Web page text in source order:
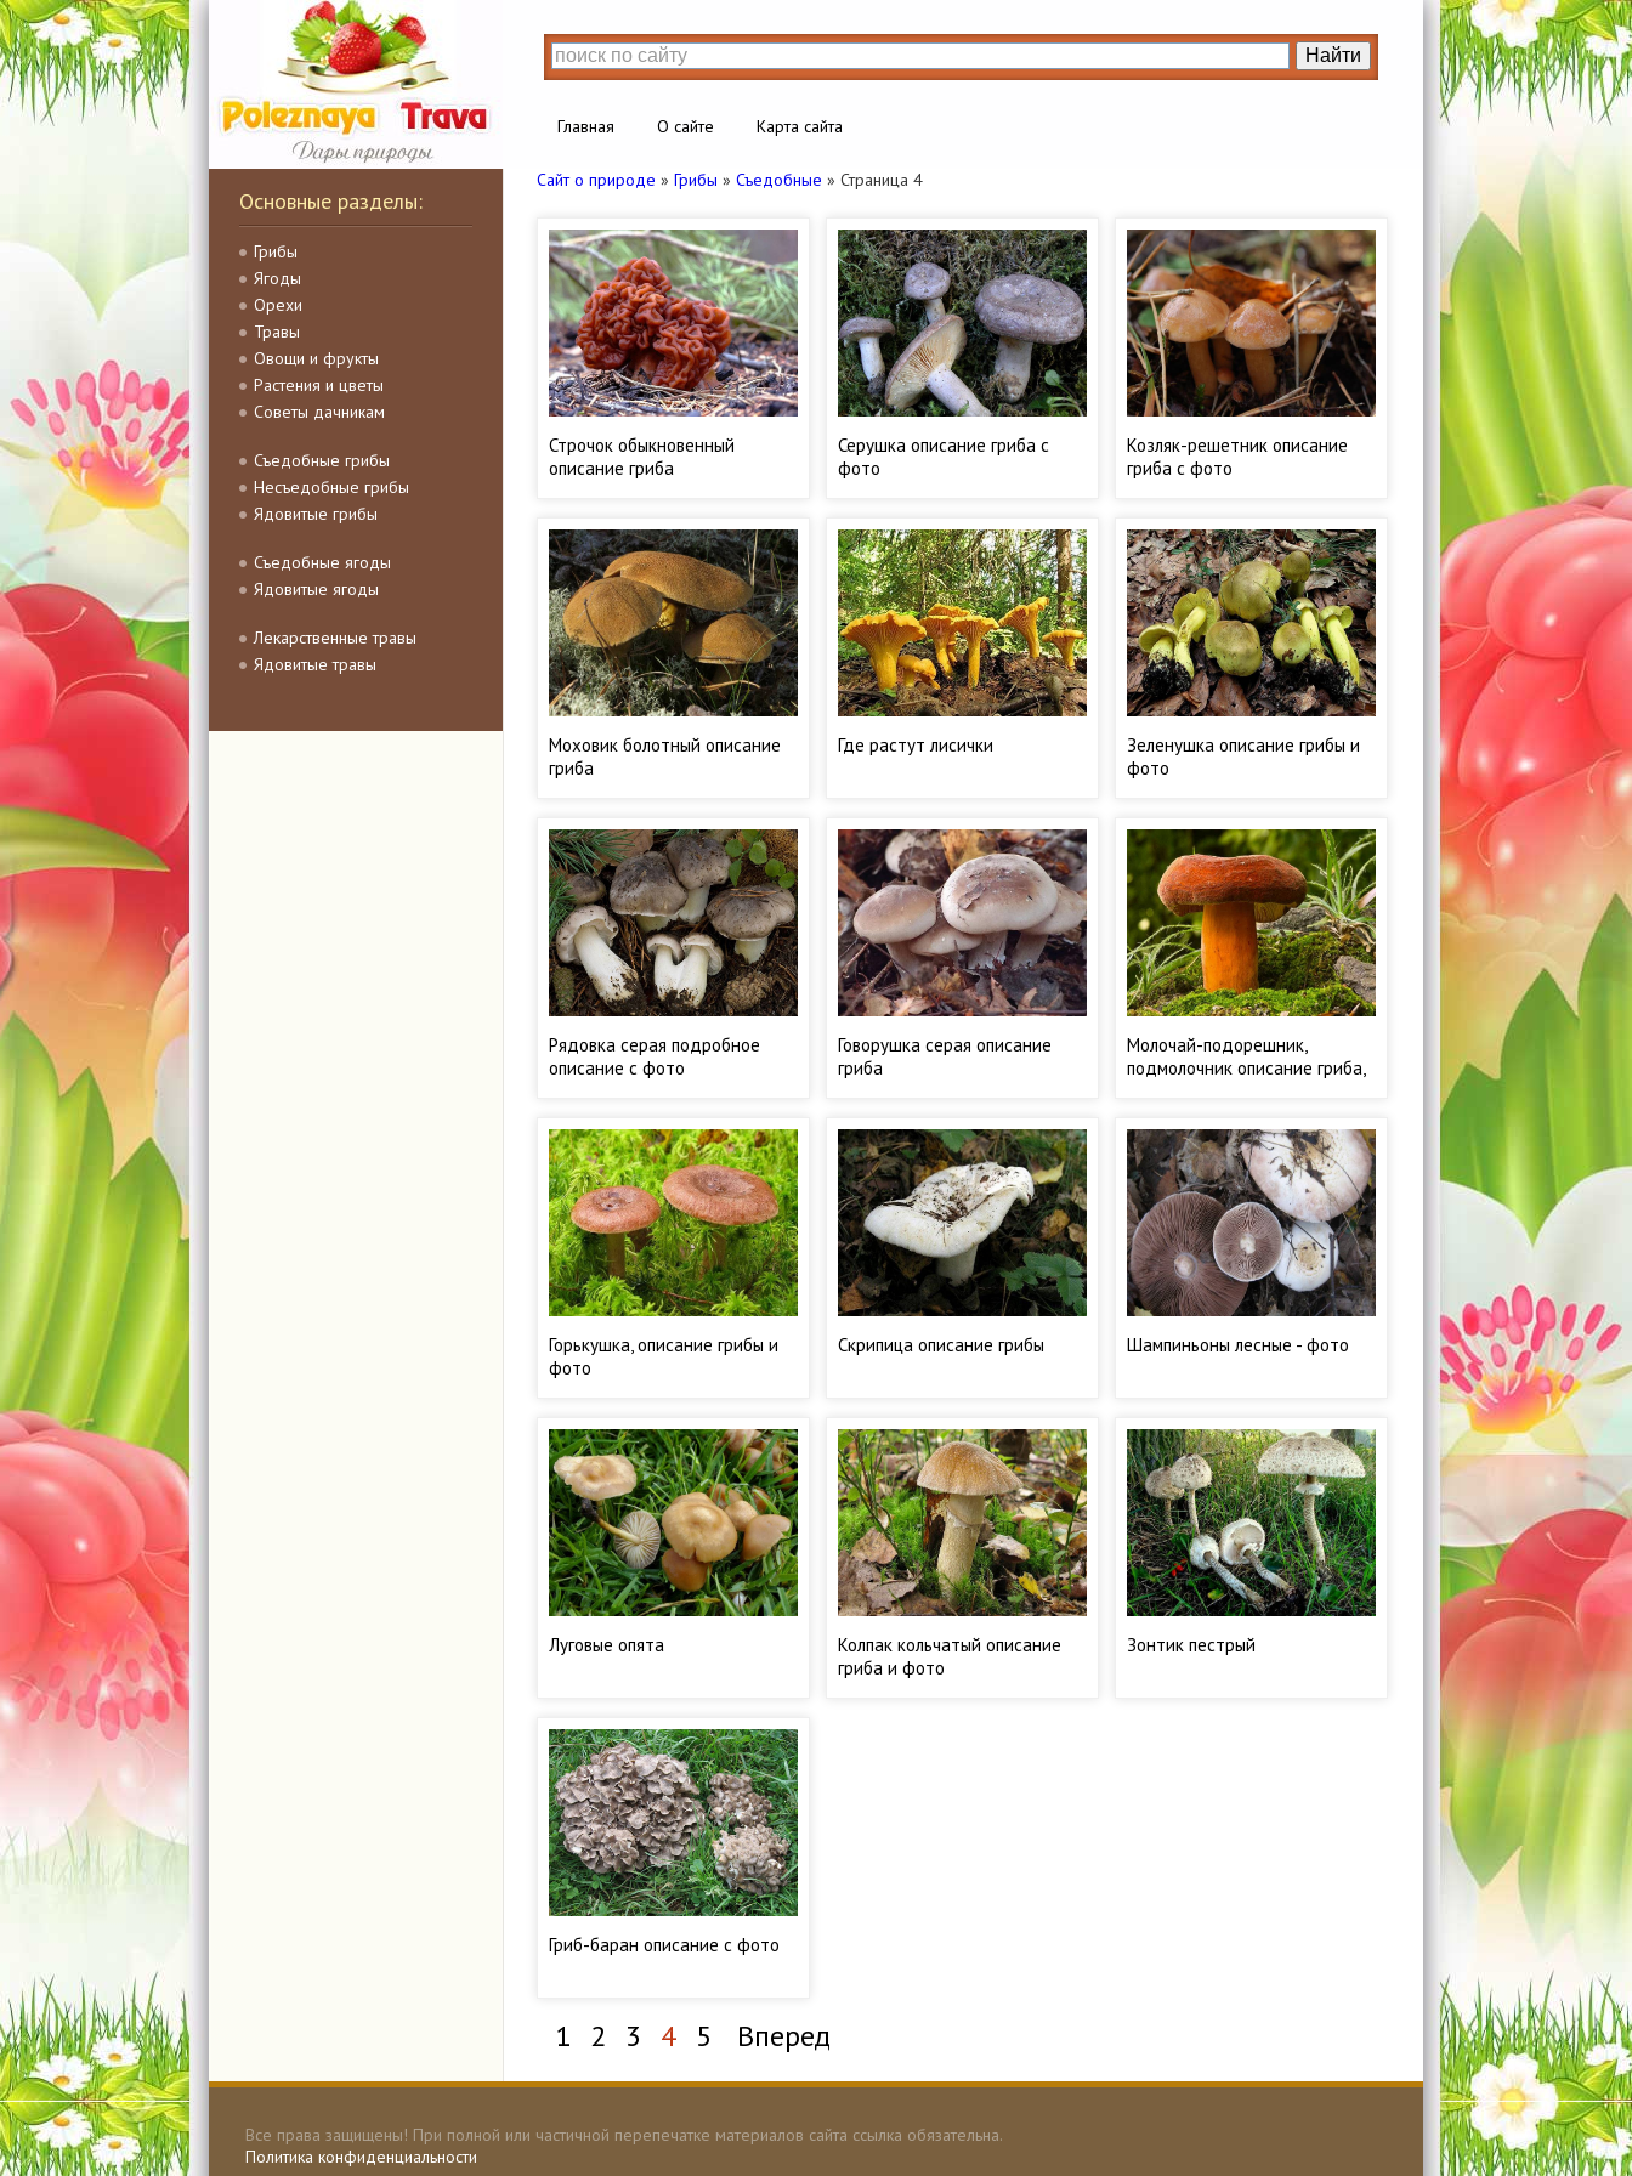
Главная О сайте Карта сайта
Основные разделы:
Грибы
Ягоды
Орехи
Травы
Овощи и фрукты
Растения и цветы
Советы дачникам
Съедобные грибы
Несъедобные грибы
Ядовитые грибы
Съедобные ягоды
Ядовитые ягоды
Лекарственные травы
Ядовитые травы
Сайт о природе » Грибы » Съедобные » Страница 4
Строчок обыкновенный
описание гриба
Серушка описание гриба с
фото
Козляк-решетник описание
гриба с фото
Моховик болотный описание
гриба
Где растут лисички
Зеленушка описание грибы и
фото
Рядовка серая подробное
описание с фото
Говорушка серая описание
гриба
Молочай-подорешник,
подмолочник описание гриба,
Горькушка, описание грибы и
фото
Скрипица описание грибы Шампиньоны лесные - фото
Луговые опята
Колпак кольчатый описание
гриба и фото
Зонтик пестрый
Гриб-баран описание с фото
1 2 3 4 5 Вперед
Все права защищены! При полной или частичной перепечатке материалов сайта ссылка обязательна.
Политика конфиденциальности